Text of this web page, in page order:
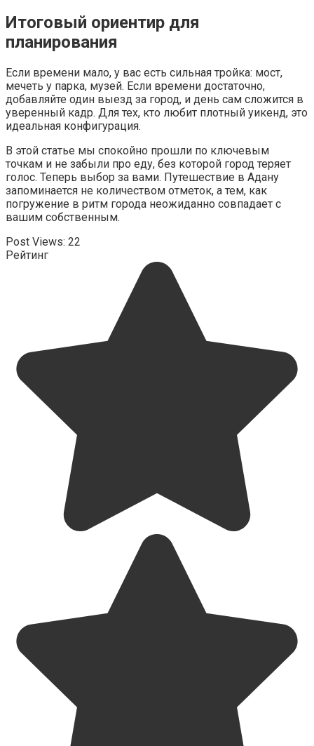
Итоговый ориентир для
планирования
Если времени мало, у вас есть сильная тройка: мост,
мечеть у парка, музей. Если времени достаточно,
добавляйте один выезд за город, и день сам сложится в
уверенный кадр. Для тех, кто любит плотный уикенд, это
идеальная конфигурация.
В этой статье мы спокойно прошли по ключевым
точкам и не забыли про еду, без которой город теряет
голос. Теперь выбор за вами. Путешествие в Адану
запоминается не количеством отметок, а тем, как
погружение в ритм города неожиданно совпадает с
вашим собственным.
Post Views: 22
Рейтинг